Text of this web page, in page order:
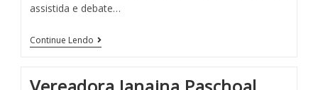
assistida e debate…
Continue Lendo